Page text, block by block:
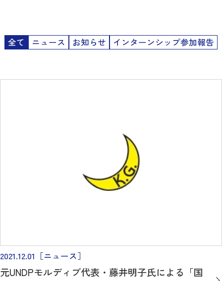
全て ニュース お知らせ インターンシップ参加報告
2021.12.01 ［ニュース］
元UNDPモルディブ代表・藤井明子氏による「国